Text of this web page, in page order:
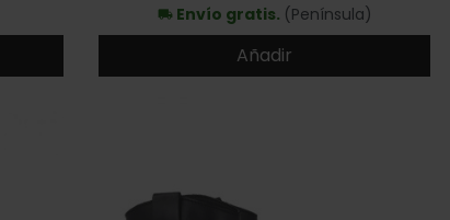
local_shipping Envío gratis. (Península)
Añadir